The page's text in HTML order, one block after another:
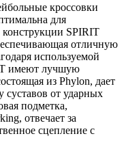
кроссовки
для
SPIRIT
отличную
используемой
имеют лучшую
из Phylon, дает
от ударных
подметка,
отвечает за
сцепление с